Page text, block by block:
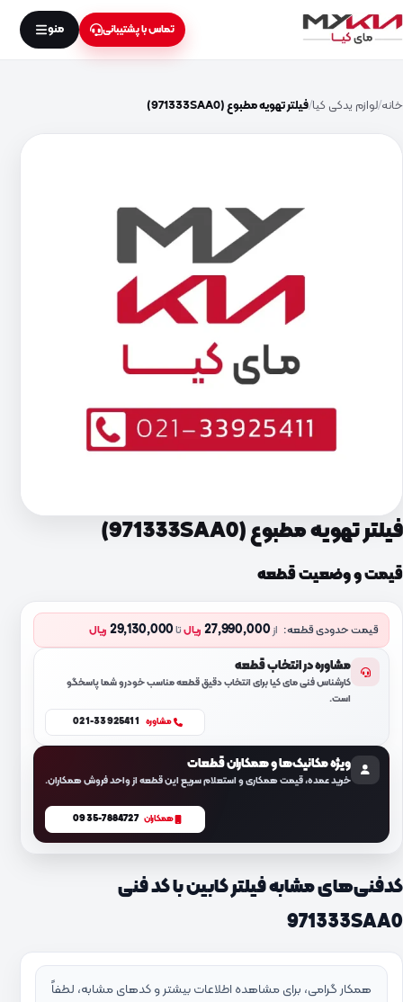
تماس با پشتیبانی منو
خانه لوازم یدکی کیا فیلتر تهویه مطبوع (971333SAA0)
فیلتر تهویه مطبوع (971333SAA0)
قیمت و وضعیت قطعه
قیمت حدودی قطعه: از27,990,000 ریالتا29,130,000 ریال
مشاوره در انتخاب قطعه
کارشناس فنی مای کیا برای انتخاب دقیق قطعه مناسب خودرو شما پاسخگو
است.
مشاوره 021-33925411
ویژه مکانیک‌ها و همکاران قطعات
خرید عمده، قیمت همکاری و استعلام سریع این قطعه از واحد فروش همکاران.
همکاران 0935-7884727
کدفنی‌های مشابه فیلتر کابین با کد فنی
971333SAA0
همکار گرامی، برای مشاهده اطلاعات بیشتر و کدهای مشابه، لطفاً